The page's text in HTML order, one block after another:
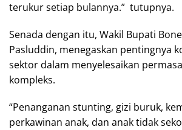
terukur setiap bulannya.” tutupnya.
Senada dengan itu, Wakil Bupati
Pasluddin, menegaskan pentingnya
sektor dalam menyelesaikan
kompleks.
“Penanganan stunting, gizi buruk,
perkawinan anak, dan anak tidak